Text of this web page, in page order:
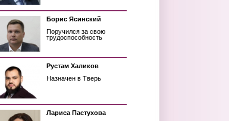
Борис Ясинский
Поручился за свою
трудоспособность
Рустам Халиков
Назначен в Тверь
Лариса Пастухова